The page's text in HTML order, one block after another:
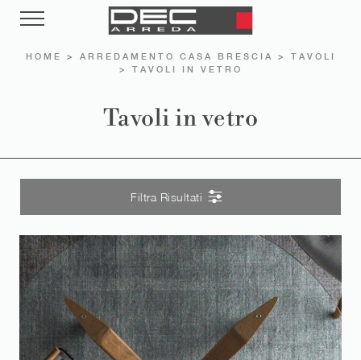
HOME > ARREDAMENTO CASA BRESCIA > TAVOLI
> TAVOLI IN VETRO
Tavoli in vetro
Filtra Risultati